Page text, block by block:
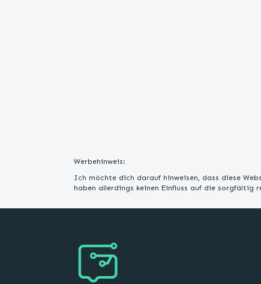
Werbehinweis:
Ich möchte dich darauf hinweisen, dass diese
haben allerdings keinen Einfluss auf die sorgfältig